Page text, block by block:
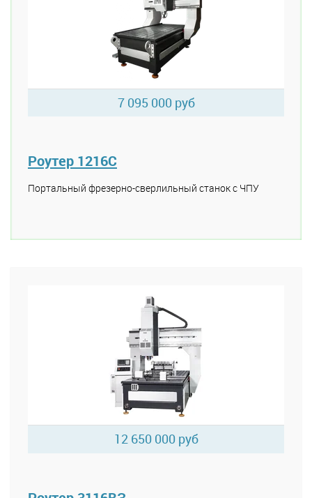
7 095 000 руб
Роутер 1216C
Портальный фрезерно-сверлильный станок с ЧПУ
12 650 000 руб